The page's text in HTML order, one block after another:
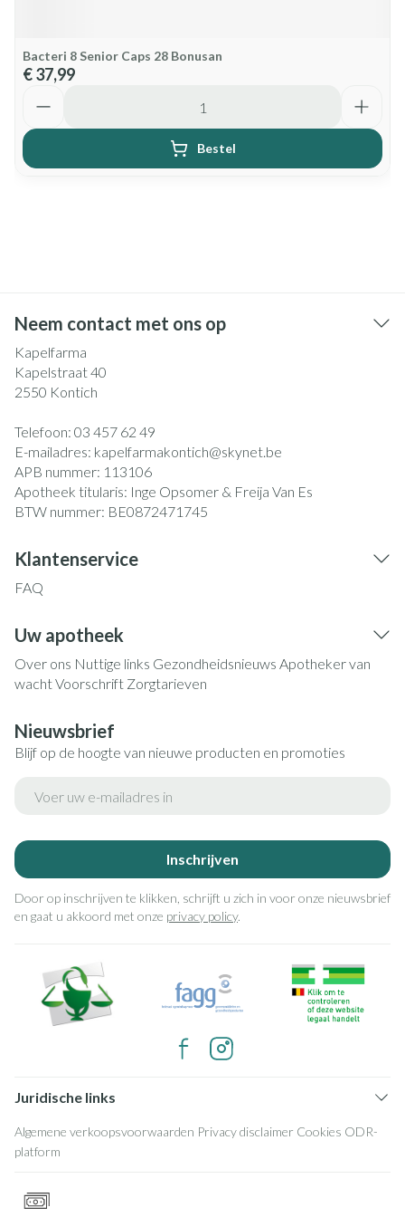
Bacteri 8 Senior Caps 28 Bonusan
€ 37,99
Bestel
Neem contact met ons op
Kapelfarma
Kapelstraat 40
2550 Kontich
Telefoon: 03 457 62 49
E-mailadres: kapelfarmakontich@skynet.be
APB nummer: 113106
Apotheek titularis: Inge Opsomer & Freija Van Es
BTW nummer: BE0872471745
Klantenservice
FAQ
Uw apotheek
Over ons Nuttige links Gezondheidsnieuws Apotheker van
wachtVoorschrift Zorgtarieven
Nieuwsbrief
Blijf op de hoogte van nieuwe producten en promoties
Inschrijven
Door op inschrijven te klikken, schrijft u zich in voor onze nieuwsbrief
en gaat u akkoord met onze privacy policy.
Juridische links
Algemene verkoopsvoorwaarden Privacy disclaimer Cookies ODR-
platform